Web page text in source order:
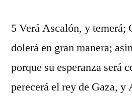
5 Verá Ascalón, y temerá;
dolerá en gran manera;
porque su esperanza será
perecerá el rey de Gaza, y